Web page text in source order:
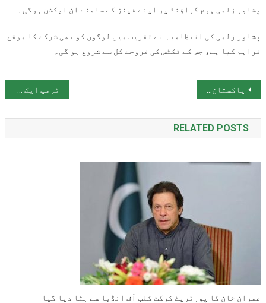
پشاور زلمی ہوم گراؤنڈ پر اپنے فینز کے سامنے ان ایکشن ہوگی۔
پشاور زلمی کی انتظامیہ نے تقریب میں لوگوں کو بھی شرکت کا موقع
فراہم کیا ہے، جس کے ٹکٹس کی فروخت کل سے شروع ہو گی۔
پوسٹوں کی نیویگیشن
پاکستان بمقابلہ جنوبی افریقا، فیصلہ کن معرکہ آج ہوگا
RELATED POSTS
عمران خان کا پورٹریٹ کرکٹ کلب آف انڈیا سے ہٹا دیا گیا